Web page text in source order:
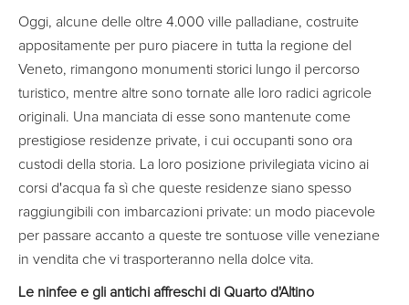
Oggi, alcune delle oltre 4.000 ville palladiane, costruite
appositamente per puro piacere in tutta la regione del
Veneto, rimangono monumenti storici lungo il percorso
turistico, mentre altre sono tornate alle loro radici agricole
originali. Una manciata di esse sono mantenute come
prestigiose residenze private, i cui occupanti sono ora
custodi della storia. La loro posizione privilegiata vicino ai
corsi d'acqua fa sì che queste residenze siano spesso
raggiungibili con imbarcazioni private: un modo piacevole
per passare accanto a queste tre sontuose ville veneziane
in vendita che vi trasporteranno nella dolce vita.
Le ninfee e gli antichi affreschi di Quarto d'Altino